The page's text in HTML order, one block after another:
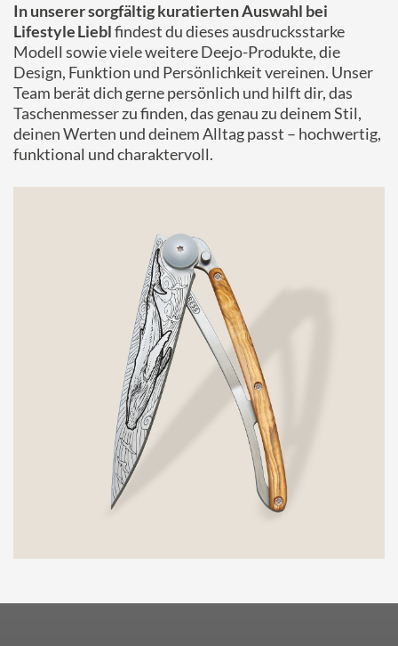
In unserer sorgfältig kuratierten Auswahl bei
Lifestyle Lieblfindest du dieses ausdrucksstarke
Modell sowie viele weitere Deejo-Produkte, die
Design, Funktion und Persönlichkeit vereinen. Unser
Team berät dich gerne persönlich und hilft dir, das
Taschenmesser zu finden, das genau zu deinem Stil,
deinen Werten und deinem Alltag passt – hochwertig,
funktional und charaktervoll.